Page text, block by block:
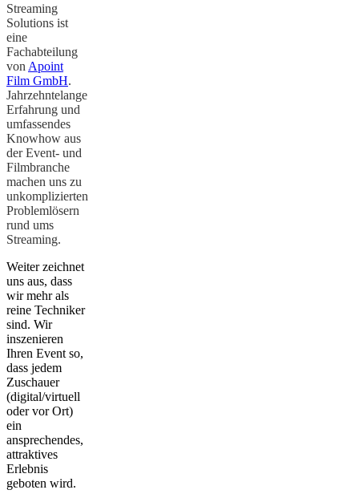
Streaming
Solutions ist
eine
Fachabteilung
von Apoint
Film GmbH.
Jahrzehntelange
Erfahrung und
umfassendes
Knowhow aus
der Event- und
Filmbranche
machen uns zu
unkomplizierten
Problemlösern
rund ums
Streaming.
Weiter zeichnet
uns aus, dass
wir mehr als
reine Techniker
sind. Wir
inszenieren
Ihren Event so,
dass jedem
Zuschauer
(digital/virtuell
oder vor Ort)
ein
ansprechendes,
attraktives
Erlebnis
geboten wird.